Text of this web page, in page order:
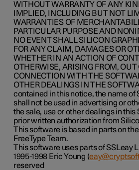
WITHOUT WARRANTY OF ANY
IMPLIED, INCLUDING BUT NOT
WARRANTIES OF
PARTICULAR PURPOSE AND
NO EVENT SHALL SILICON
FOR ANY CLAIM, DAMAGES OR
WHETHER IN AN ACTION OF
OTHERWISE, ARISING FROM, OUT
CONNECTION WITH THE
OTHER DEALINGS IN THE
contained in this notice, the name of
shall not be used in advertising or
the sale, use or other dealings in
prior written authorization from
This software is based in parts on
FreeType Team.
This software uses parts of SSLeay
1995-1998 Eric Young (
reserved